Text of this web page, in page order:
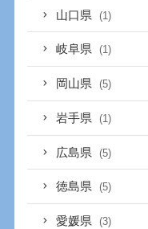
山口県 (1)
岐阜県 (1)
岡山県 (5)
岩手県 (1)
広島県 (5)
徳島県 (5)
愛媛県 (3)